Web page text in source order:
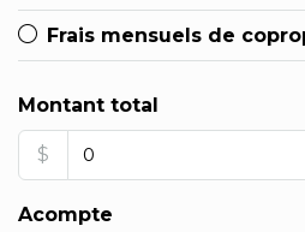
Frais mensuels de
Montant total
$
Acompte